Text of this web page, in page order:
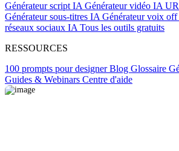
Générateur script IA Générateur vidéo IA
Générateur sous-titres IA Générateur voix
réseaux sociaux IA Tous les outils gratuits
RESSOURCES
100 prompts pour designerBlog Glossaire
Guides & Webinars Centre d'aide